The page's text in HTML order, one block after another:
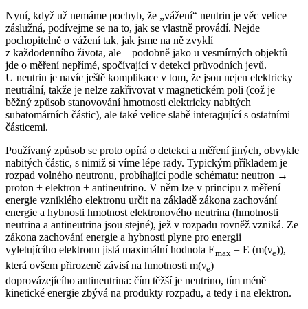
Nyní, když už nemáme pochyb, že „vážení“ neutrin je věc velice
záslužná, podívejme se na to, jak se vlastně provádí. Nejde
pochopitelně o vážení tak, jak jsme na ně zvyklí
z každodenního života, ale – podobně jako u vesmírných objektů –
jde o měření nepřímé, spočívající v detekci průvodních jevů.
U neutrin je navíc ještě komplikace v tom, že jsou nejen elektricky
neutrální, takže je nelze zakřivovat v magnetickém poli (což je
běžný způsob stanovování hmotnosti elektricky nabitých
subatomárních částic), ale také velice slabě interagující s ostatními
částicemi.
Používaný způsob se proto opírá o detekci a měření jiných, obvykle
nabitých částic, s nimiž si víme lépe rady. Typickým příkladem je
rozpad volného neutronu, probíhající podle schématu: neutron →
proton + elektron + antineutrino. V něm lze v principu z měření
energie vzniklého elektronu určit na základě zákona zachování
energie a hybnosti hmotnost elektronového neutrina (hmotnosti
neutrina a antineutrina jsou stejné), jež v rozpadu rovněž vzniká. Ze
zákona zachování energie a hybnosti plyne pro energii
vyletujícího elektronu jistá maximální hodnota Emax = E (m(νe)),
která ovšem přirozeně závisí na hmotnosti m(νe)
doprovázejícího antineutrina: čím těžší je neutrino, tím méně
kinetické energie zbývá na produkty rozpadu, a tedy i na elektron.